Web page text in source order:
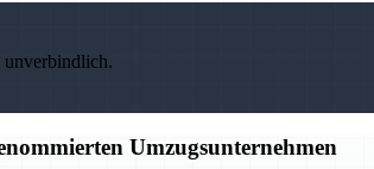
unverbindlich.
Umzugsunternehmen